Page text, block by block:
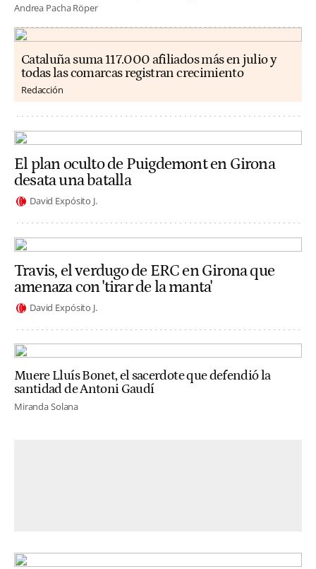
Andrea Pacha Röper
Cataluña suma 117.000 afiliados más en julio y
todas las comarcas registran crecimiento
Redacción
El plan oculto de Puigdemont en Girona
desata una batalla
David Expósito J.
Travis, el verdugo de ERC en Girona que
amenaza con 'tirar de la manta'
David Expósito J.
Muere Lluís Bonet, el sacerdote que defendió la
santidad de Antoni Gaudí
Miranda Solana